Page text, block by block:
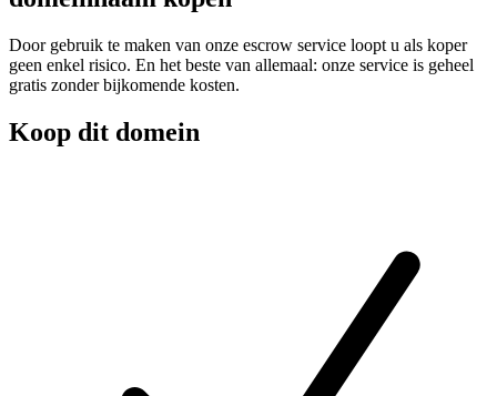
Door gebruik te maken van onze escrow service loopt u als koper
geen enkel risico. En het beste van allemaal: onze service is geheel
gratis zonder bijkomende kosten.
Koop dit domein